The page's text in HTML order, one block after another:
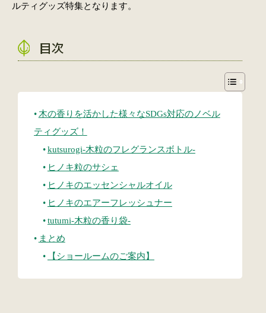
ルティグッズ特集となります。
目次
木の香りを活かした様々なSDGs対応のノベル
ティグッズ！
kutsurogi-木粒のフレグランスボトル-
ヒノキ粒のサシェ
ヒノキのエッセンシャルオイル
ヒノキのエアーフレッシュナー
tutumi-木粒の香り袋-
まとめ
【ショールームのご案内】